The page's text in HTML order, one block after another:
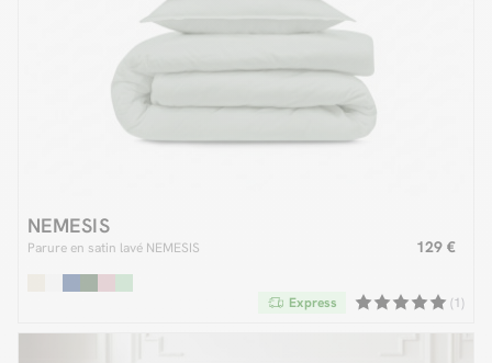
NEMESIS
Parure en satin lavé NEMESIS 129 €
(1)
Express